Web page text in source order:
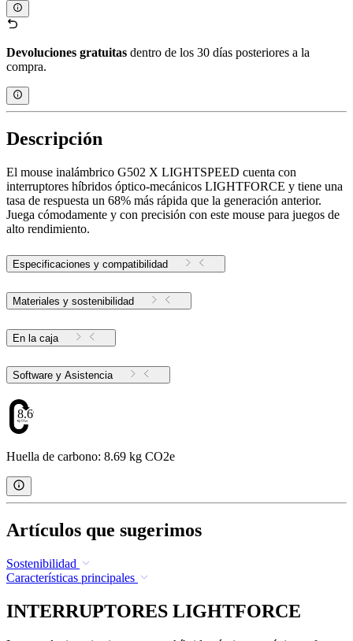
Devoluciones gratuitas dentro de los 30 días posteriores a la
compra.
Descripción
El mouse inalámbrico G502 X LIGHTSPEED cuenta con
interruptores híbridos óptico-mecánicos LIGHTFORCE y tiene una
tasa de respuesta un 68% más rápida que la generación anterior.
Juega cómodamente y con precisión con este mouse para juegos de
alto rendimiento.
Especificaciones y compatibilidad
Materiales y sostenibilidad
En la caja
Software y Asistencia
8.69
Huella de carbono: 8.69 kg CO2e
Artículos que sugerimos
Sostenibilidad
Características principales
INTERRUPTORES LIGHTFORCE